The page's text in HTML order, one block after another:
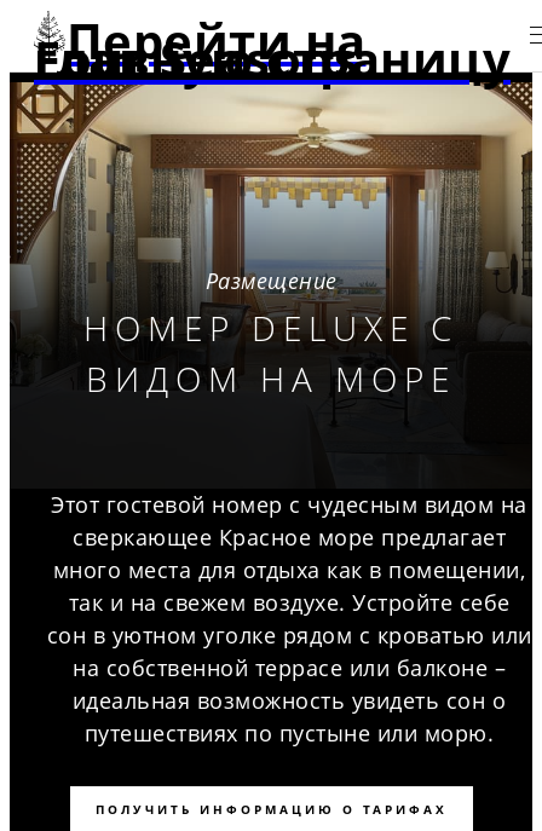
Перейти на
главную страницу Four Seasons
Размещение
НОМЕР DELUXE С
ВИДОМ НА МОРЕ
Этот гостевой номер с чудесным видом на
сверкающее Красное море предлагает
много места для отдыха как в помещении,
так и на свежем воздухе. Устройте себе
сон в уютном уголке рядом с кроватью или
на собственной террасе или балконе –
идеальная возможность увидеть сон о
путешествиях по пустыне или морю.
ПОЛУЧИТЬ ИНФОРМАЦИЮ О ТАРИФАХ